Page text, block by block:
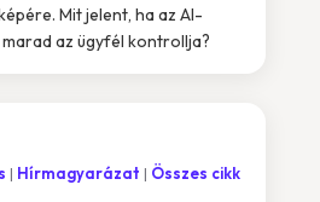
Mit jelent, ha az AI-
az ügyfél kontrollja?
Hírmagyarázat
Összes cikk